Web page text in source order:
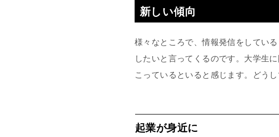
新しい傾向
様々なところで、情報発信をしてい
したいと言ってくるのです。大学生
こっているといると感じます。どう
起業が身近に